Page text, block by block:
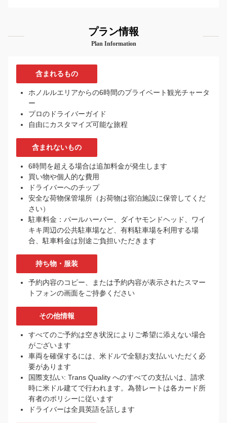
プラン情報
Plan Information
含まれるもの
ホノルルエリアからの6時間のプライベート観光チャータ
ー
プロのドライバーガイド
自由にカスタマイズ可能な旅程
含まれないもの
6時間を超える場合は追加料金が発生します
買い物や個人的な費用
ドライバーへのチップ
安全な荷物保管場所（お荷物は宿泊施設に保管してくだ
さい）
駐車料金：パールハーバー、ダイヤモンドヘッド、ワイ
キキ周辺の公共駐車場など、有料駐車場を利用する場
合、駐車料金は別途ご負担いただきます
持ち物・服装
予約内容のコピー、または予約内容が表示されたスマー
トフォンの画面をご持参ください
その他情報
すべてのご予約は空き状況によりご希望に添えない場合
がございます
車両を確保するには、米ドルで全額お支払いいただく必
要があります
国際支払い: Trans Quality へのすべての支払いは、請求
時に米ドル建てで行われます。為替レートは各カード所
有者のポリシーに従います
ドライバーは全員英語を話します